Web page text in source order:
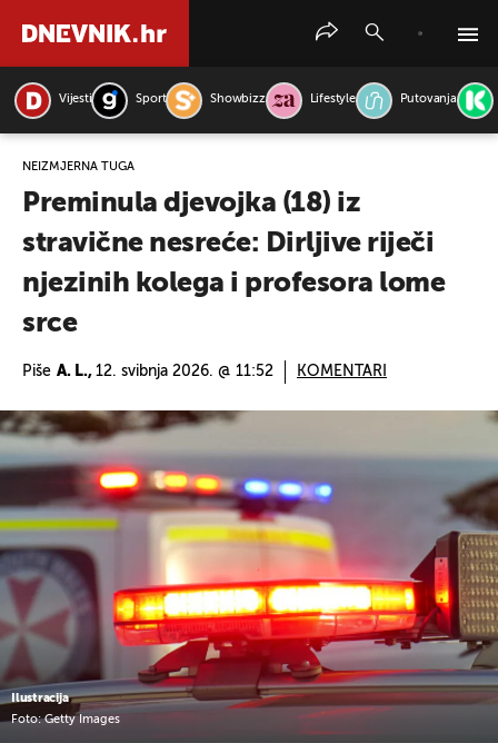
Vijesti Sport Showbizz Lifestyle Putovanja
NEIZMJERNA TUGA
Preminula djevojka (18) iz
stravične nesreće: Dirljive riječi
njezinih kolega i profesora lome
srce
Piše A. L., 12. svibnja 2026. @ 11:52 KOMENTARI
Ilustracija
Foto: Getty Images
PRETRAŽITE VIJESTI